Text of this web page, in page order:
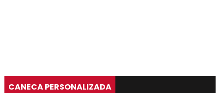
CANECA PERSONALIZADA